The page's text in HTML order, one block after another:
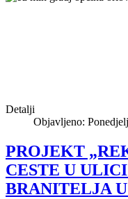
Detalji
Objavljeno:
PROJEKT
CESTE U
BRANITELJA